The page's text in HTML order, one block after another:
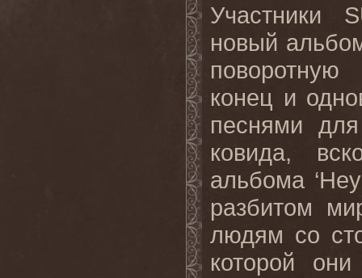
Участники
новый
конец и
песнями
ковида,
альбома ‘Hey
разбитом
людям со
которой